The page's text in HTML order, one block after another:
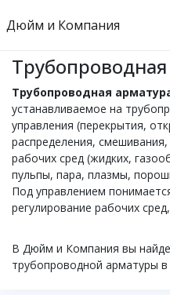
Дюйм и Компания
Трубопроводная
устанавливаемое на
управления (перекрытия,
распределения,
рабочих сред (жидких,
пульпы, пара, плазмы,
Под управлением
регулирование рабочих
В Дюйм и Компания вы
трубопроводной арматуры в